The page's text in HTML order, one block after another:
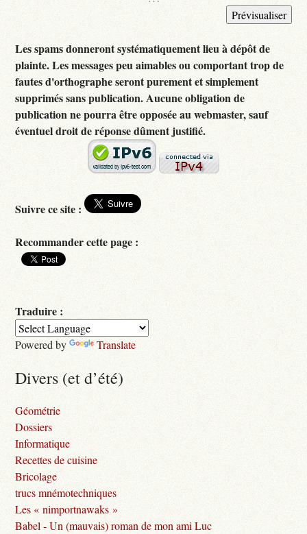
Les spams donneront systématiquement lieu à dépôt de
plainte. Les messages peu aimables ou comportant trop de
fautes d'orthographe seront purement et simplement
supprimés sans publication. Aucune obligation de
publication ne pourra être opposée au webmaster, sauf
éventuel droit de réponse dûment justifié.
Suivre ce site :
Recommander cette page :
Traduire :
Powered by Translate
Divers (et d’été)
Géométrie
Dossiers
Informatique
Recettes de cuisine
Bricolage
trucs mnémotechniques
Les « nimportnawaks »
Babel - Un (mauvais) roman de mon ami Luc